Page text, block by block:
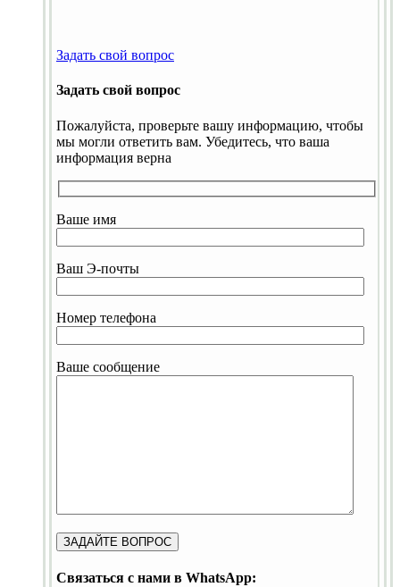
Задать свой вопрос
Задать свой вопрос
Пожалуйста, проверьте вашу информацию, чтобы
мы могли ответить вам. Убедитесь, что ваша
информация верна
Ваше имя
Ваш Э-почты
Номер телефона
Ваше сообщение
Связаться с нами в WhatsApp: